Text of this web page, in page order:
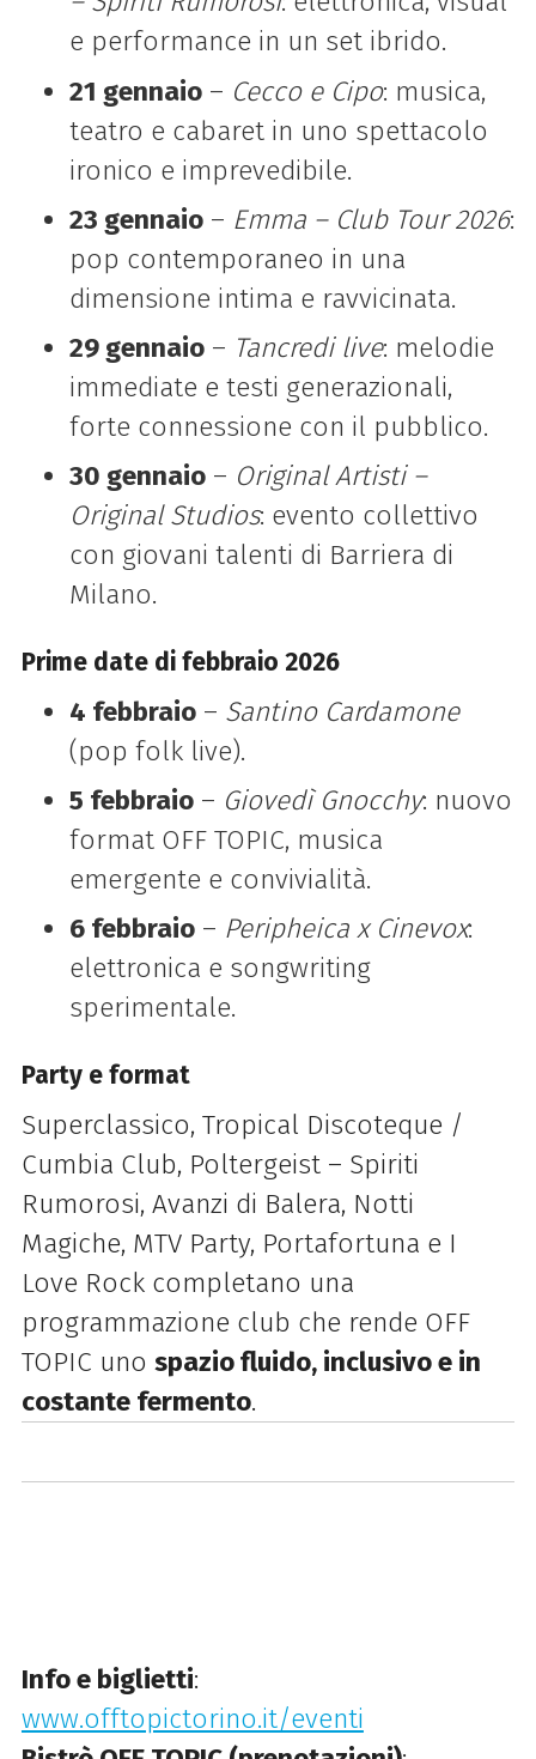
e performance in un set ibrido.
21 gennaio– Cecco e Cipo: musica,
teatro e cabaret in uno spettacolo
ironico e imprevedibile.
23 gennaio– Emma – Club Tour 2026:
pop contemporaneo in una
dimensione intima e ravvicinata.
29 gennaio– Tancredi live: melodie
immediate e testi generazionali,
forte connessione con il pubblico.
30 gennaio– Original Artisti –
Original Studios: evento collettivo
con giovani talenti di Barriera di
Milano.
Prime date di febbraio 2026
4 febbraio– Santino Cardamone
(pop folk live).
5 febbraio– Giovedì Gnocchy: nuovo
format OFF TOPIC, musica
emergente e convivialità.
6 febbraio– Peripheica x Cinevox:
elettronica e songwriting
sperimentale.
Party e format
Superclassico, Tropical Discoteque /
Cumbia Club, Poltergeist – Spiriti
Rumorosi, Avanzi di Balera, Notti
Magiche, MTV Party, Portafortuna e I
Love Rock completano una
programmazione club che rende OFF
TOPIC uno spazio fluido, inclusivo e in
costante fermento.
Info e biglietti:
www.offtopictorino.it/eventi